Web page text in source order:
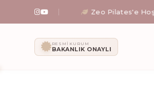
Zeo
Zeo Pilates'e Hoş
RESMI KURUM
BAKANLIK ONAYLI